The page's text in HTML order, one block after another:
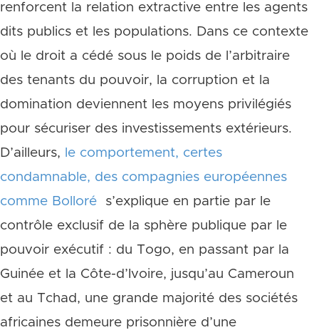
renforcent la relation extractive entre les agents
dits publics et les populations. Dans ce contexte
où le droit a cédé sous le poids de l’arbitraire
des tenants du pouvoir, la corruption et la
domination deviennent les moyens privilégiés
pour sécuriser des investissements extérieurs.
D’ailleurs,
le comportement, certes
condamnable, des compagnies européennes
comme Bolloré
s’explique en partie par le
contrôle exclusif de la sphère publique par le
pouvoir exécutif : du Togo, en passant par la
Guinée et la Côte-d’Ivoire, jusqu’au Cameroun
et au Tchad, une grande majorité des sociétés
africaines demeure prisonnière d’une